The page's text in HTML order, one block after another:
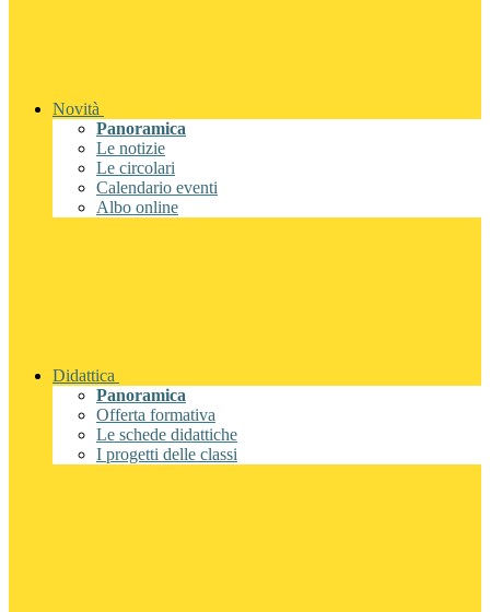
Novità
Panoramica
Le notizie
Le circolari
Calendario eventi
Albo online
Didattica
Panoramica
Offerta formativa
Le schede didattiche
I progetti delle classi